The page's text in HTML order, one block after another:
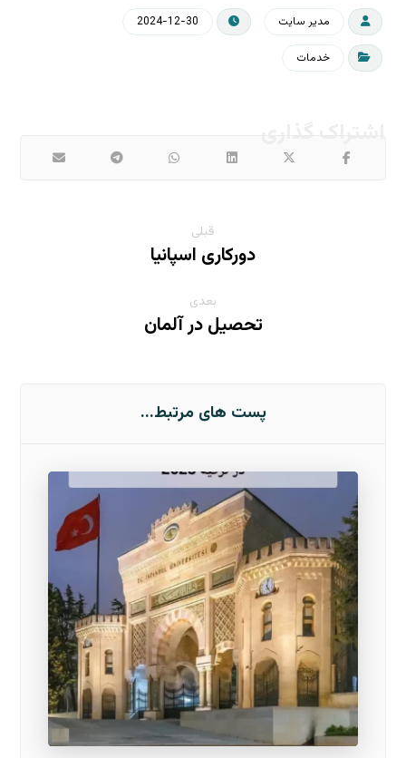
مدیر سایت 2024-12-30
خدمات
قبلی
دورکاری اسپانیا
بعدی
تحصیل در آلمان
پست های مرتبط...